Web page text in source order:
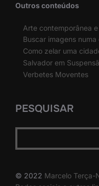
Outros conteúdos
Arte contemporânea
Buscar imagens
Como zelar uma
Salvador em
Verbetes Moventes
PESQUISAR
© 2022 Marcelo Terça-